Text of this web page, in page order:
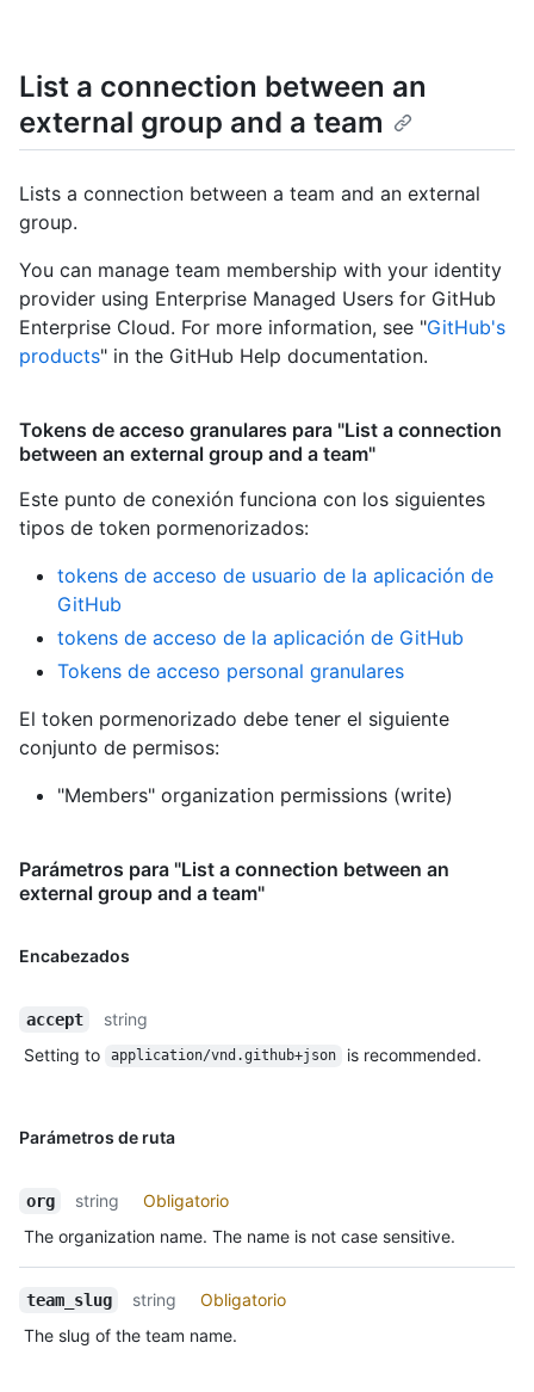
List a connection between an
external group and a team
Lists a connection between a team and an external
group.
You can manage team membership with your identity
provider using Enterprise Managed Users for GitHub
Enterprise Cloud. For more information, see "GitHub's
products" in the GitHub Help documentation.
Tokens de acceso granulares para "List a connection
between an external group and a team"
Este punto de conexión funciona con los siguientes
tipos de token pormenorizados:
tokens de acceso de usuario de la aplicación de
GitHub
tokens de acceso de la aplicación de GitHub
Tokens de acceso personal granulares
El token pormenorizado debe tener el siguiente
conjunto de permisos:
"Members" organization permissions (write)
Parámetros para "List a connection between an
external group and a team"
Encabezados
accept
string
Setting to
application/vnd.github+json is recommended.
Parámetros de ruta
org string
Obligatorio
The organization name. The name is not case sensitive.
team_slug string
Obligatorio
The slug of the team name.